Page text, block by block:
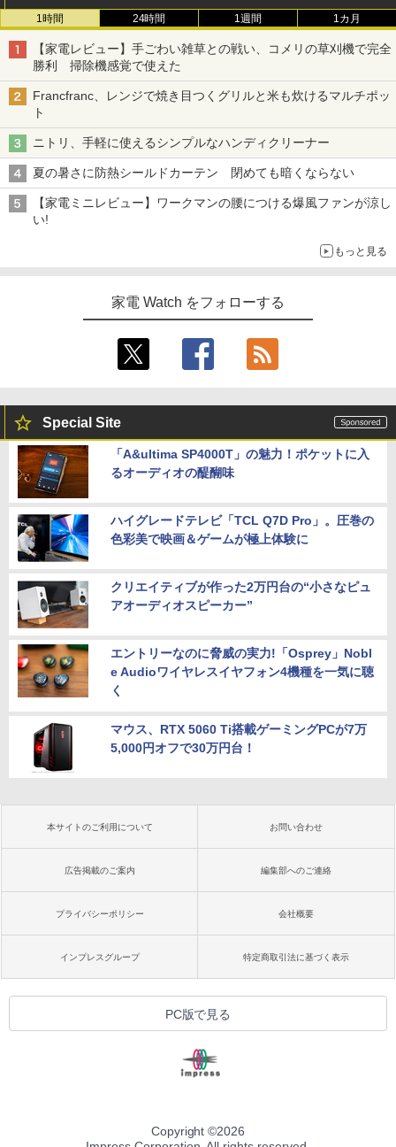
1時間 24時間 1週間 1カ月
【家電レビュー】手ごわい雑草との戦い、コメリの草刈機で完全
勝利 掃除機感覚で使えた
Francfranc、レンジで焼き目つくグリルと米も炊けるマルチポッ
ト
ニトリ、手軽に使えるシンプルなハンディクリーナー
夏の暑さに防熱シールドカーテン 閉めても暗くならない
【家電ミニレビュー】ワークマンの腰につける爆風ファンが涼し
い!
もっと見る
家電 Watch をフォローする
Special Site
「A&ultima SP4000T」の魅力！ポケットに入
るオーディオの醍醐味
ハイグレードテレビ「TCL Q7D Pro」。圧巻の
色彩美で映画＆ゲームが極上体験に
クリエイティブが作った2万円台の“小さなピュ
アオーディオスピーカー”
エントリーなのに脅威の実力!「Osprey」Nobl
e Audioワイヤレスイヤフォン4機種を一気に聴
く
マウス、RTX 5060 Ti搭載ゲーミングPCが7万
5,000円オフで30万円台！
本サイトのご利用について お問い合わせ
広告掲載のご案内 編集部へのご連絡
プライバシーポリシー 会社概要
インプレスグループ 特定商取引法に基づく表示
PC版で見る
Copyright ©2026